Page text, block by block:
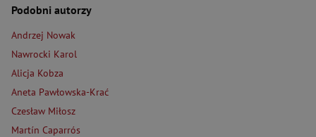
Podobni autorzy
Andrzej Nowak
Nawrocki Karol
Alicja Kobza
Aneta Pawłowska-Krać
Czesław Miłosz
Martín Caparrós